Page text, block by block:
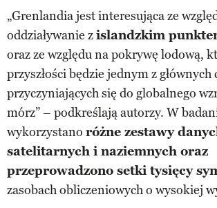
„Grenlandia jest interesująca ze
oddziaływanie zislandzkim
oraz ze względu na pokrywę lodową,
przyszłości będzie jednym z
przyczyniających się do globalnego
mórz” – podkreślają autorzy. W
wykorzystano różne zestawy
satelitarnych i naziemnych oraz
przeprowadzono setki tysięcy
zasobach obliczeniowych o wysokiej